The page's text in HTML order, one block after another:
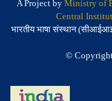
A Project by Ministry of
Central
भारतीय भाषा संस्थान
©